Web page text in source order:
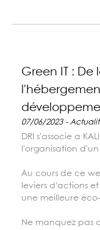
Green IT :
07/06/2023 -
DRI s'associe a
l'organisation
Au cours de ce
leviers d’actions
une meilleure
Ne manquez pas